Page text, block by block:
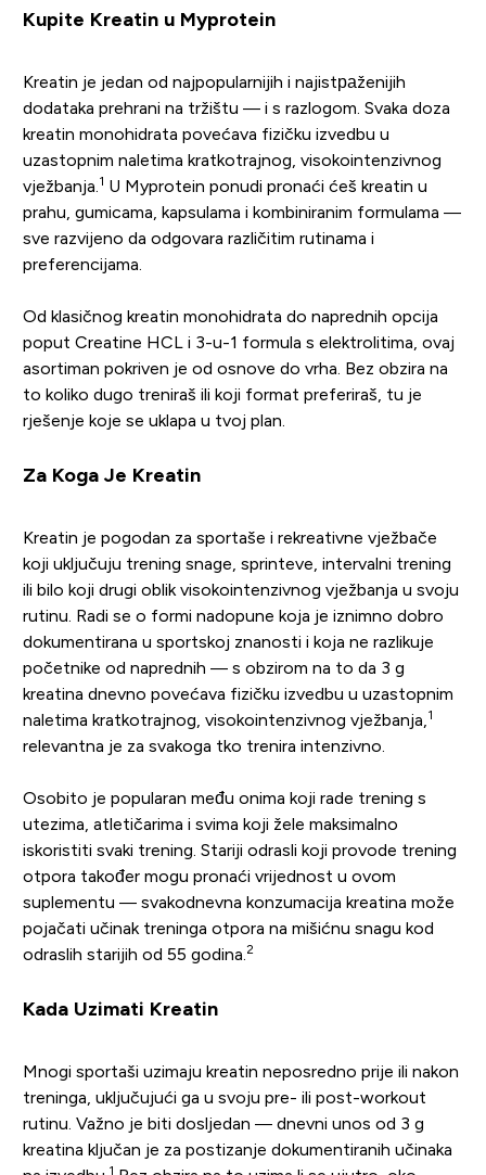
Kupite Kreatin u Myprotein
Kreatin je jedan od najpopularnijih i najistраženijih
dodataka prehrani na tržištu — i s razlogom. Svaka doza
kreatin monohidrata povećava fizičku izvedbu u
uzastopnim naletima kratkotrajnog, visokointenzivnog
vježbanja. 1 U Myprotein ponudi pronaći ćeš kreatin u
prahu, gumicama, kapsulama i kombiniranim formulama —
sve razvijeno da odgovara različitim rutinama i
preferencijama.
Od klasičnog kreatin monohidrata do naprednih opcija
poput Creatine HCL i 3-u-1 formula s elektrolitima, ovaj
asortiman pokriven je od osnove do vrha. Bez obzira na
to koliko dugo treniraš ili koji format preferiraš, tu je
rješenje koje se uklapa u tvoj plan.
Za Koga Je Kreatin
Kreatin je pogodan za sportaše i rekreativne vježbače
koji uključuju trening snage, sprinteve, intervalni trening
ili bilo koji drugi oblik visokointenzivnog vježbanja u svoju
rutinu. Radi se o formi nadopune koja je iznimno dobro
dokumentirana u sportskoj znanosti i koja ne razlikuje
početnike od naprednih — s obzirom na to da 3 g
kreatina dnevno povećava fizičku izvedbu u uzastopnim
naletima kratkotrajnog, visokointenzivnog vježbanja, 1
relevantna je za svakoga tko trenira intenzivno.
Osobito je popularan među onima koji rade trening s
utezima, atletičarima i svima koji žele maksimalno
iskoristiti svaki trening. Stariji odrasli koji provode trening
otpora također mogu pronaći vrijednost u ovom
suplementu — svakodnevna konzumacija kreatina može
pojačati učinak treninga otpora na mišićnu snagu kod
odraslih starijih od 55 godina. 2
Kada Uzimati Kreatin
Mnogi sportaši uzimaju kreatin neposredno prije ili nakon
treninga, uključujući ga u svoju pre- ili post-workout
rutinu. Važno je biti dosljedan — dnevni unos od 3 g
kreatina ključan je za postizanje dokumentiranih učinaka
1